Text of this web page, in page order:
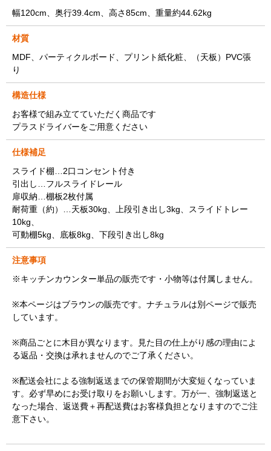
幅120cm、奥行39.4cm、高さ85cm、重量約44.62kg
材質
MDF、パーティクルボード、プリント紙化粧、（天板）PVC張
り
構造仕様
お客様で組み立てていただく商品です
プラスドライバーをご用意ください
仕様補足
スライド棚…2口コンセント付き
引出し…フルスライドレール
扉収納…棚板2枚付属
耐荷重（約）…天板30kg、上段引き出し3kg、スライドトレー
10kg、
可動棚5kg、底板8kg、下段引き出し8kg
注意事項
※キッチンカウンター単品の販売です・小物等は付属しません。
※本ページはブラウンの販売です。ナチュラルは別ページで販売
しています。
※商品ごとに木目が異なります。見た目の仕上がり感の理由によ
る返品・交換は承れませんのでご了承ください。
※配送会社による強制返送までの保管期間が大変短くなっていま
す。必ず早めにお受け取りをお願いします。万が一、強制返送と
なった場合、返送費＋再配送費はお客様負担となりますのでご注
意下さい。